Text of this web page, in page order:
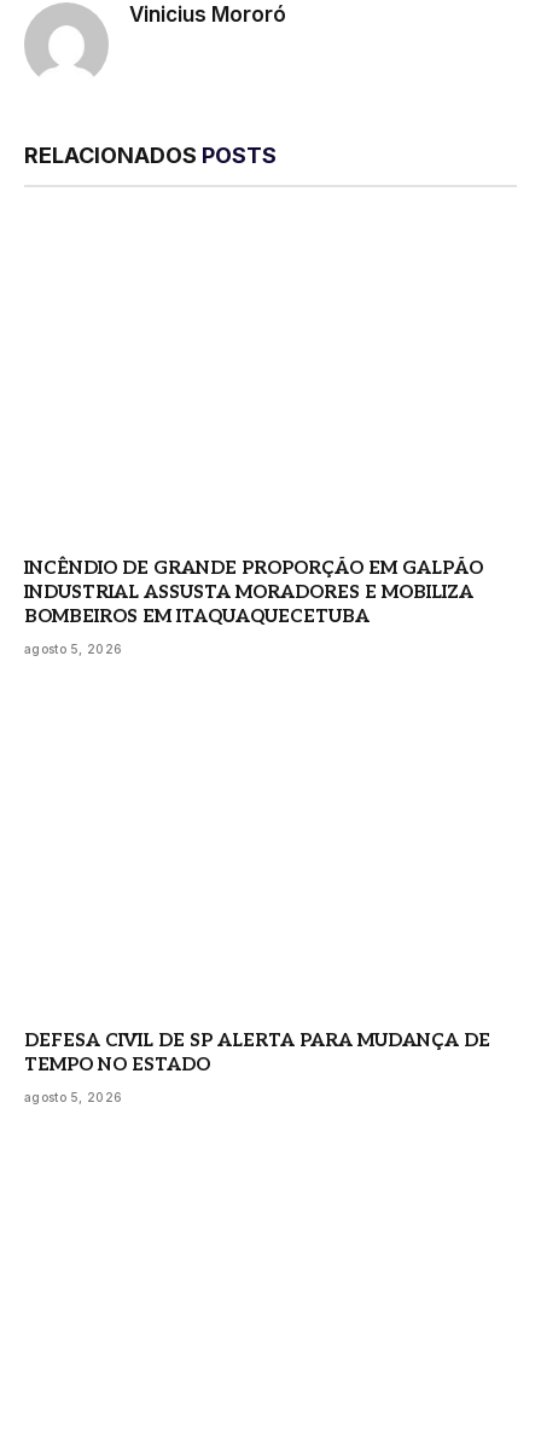
Vinicius Mororó
RELACIONADOS POSTS
INCÊNDIO DE GRANDE PROPORÇÃO EM GALPÃO
INDUSTRIAL ASSUSTA MORADORES E MOBILIZA
BOMBEIROS EM ITAQUAQUECETUBA
agosto 5, 2026
DEFESA CIVIL DE SP ALERTA PARA MUDANÇA DE
TEMPO NO ESTADO
agosto 5, 2026